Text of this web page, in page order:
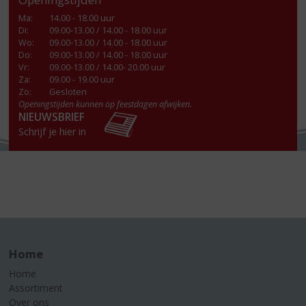
Ma:
14.00 - 18.00 uur
Di:
09.00-13.00 / 14.00 - 18.00 uur
Wo:
09.00-13.00 / 14.00 - 18.00 uur
Do:
09.00-13.00 / 14.00 - 18.00 uur
Vr:
09.00-13.00 / 14.00- 20.00 uur
Za:
09.00 - 19.00 uur
Zo:
Gesloten
Openingstijden kunnen op feestdagen afwijken.
NIEUWSBRIEF
Schrijf je hier in
Home
Home
Assortiment
Over ons